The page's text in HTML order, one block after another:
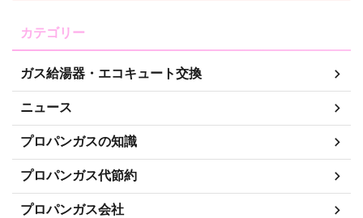
カテゴリー
ガス給湯器・エコキュート交換
ニュース
プロパンガスの知識
プロパンガス代節約
プロパンガス会社